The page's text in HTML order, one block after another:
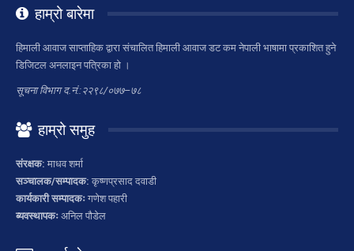
हाम्रो बारेमा
हिमाली आवाज साप्ताहिक द्वारा संचालित हिमाली आवाज डट कम नेपाली भाषामा प्रकाशित हुने
डिजिटल अनलाइन पत्रिका हो ।
सूचना विभाग द.नं.:२२९८/०७७–७८
हाम्रो समुह
संरक्षक: माधव शर्मा
सञ्चालक/सम्पादक: कृष्णप्रसाद दवाडी
कार्यकारी सम्पादकः गणेश पहारी
ब्यवस्थापकः अनिल पौडेल